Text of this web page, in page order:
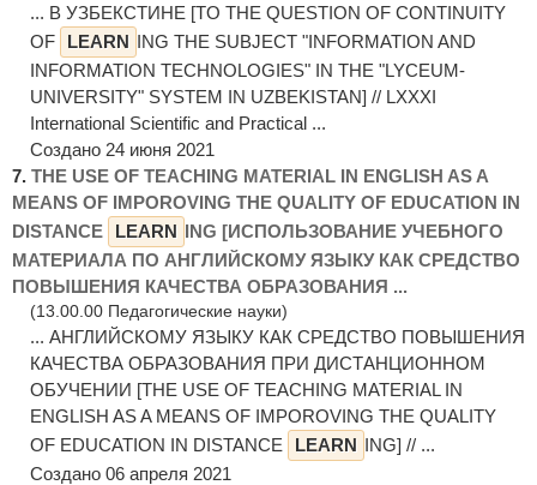
... В УЗБЕКСТИНЕ [TO THE QUESTION OF CONTINUITY
OF
LEARN ING THE SUBJECT "INFORMATION AND
INFORMATION TECHNOLOGIES" IN THE "LYCEUM-
UNIVERSITY" SYSTEM IN UZBEKISTAN] // LXXXI
International Scientific and Practical ...
Создано 24 июня 2021
7. THE USE OF TEACHING MATERIAL IN ENGLISH AS A
MEANS OF IMPOROVING THE QUALITY OF EDUCATION IN
DISTANCE
LEARN ING [ИСПОЛЬЗОВАНИЕ УЧЕБНОГО
МАТЕРИАЛА ПО АНГЛИЙСКОМУ ЯЗЫКУ КАК СРЕДСТВО
ПОВЫШЕНИЯ КАЧЕСТВА ОБРАЗОВАНИЯ ...
(13.00.00 Педагогические науки)
... АНГЛИЙСКОМУ ЯЗЫКУ КАК СРЕДСТВО ПОВЫШЕНИЯ
КАЧЕСТВА ОБРАЗОВАНИЯ ПРИ ДИСТАНЦИОННОМ
ОБУЧЕНИИ [THE USE OF TEACHING MATERIAL IN
ENGLISH AS A MEANS OF IMPOROVING THE QUALITY
OF EDUCATION IN DISTANCE
LEARN ING] // ...
Создано 06 апреля 2021